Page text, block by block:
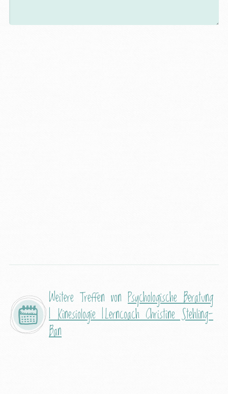
Weitere Treffen von Psychologische Beratung
| Kinesiologie |Lerncoach Christine Stehling-
Ban